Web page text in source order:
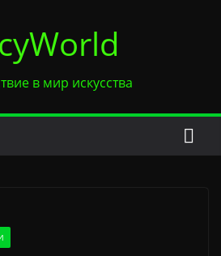
в мир искусства